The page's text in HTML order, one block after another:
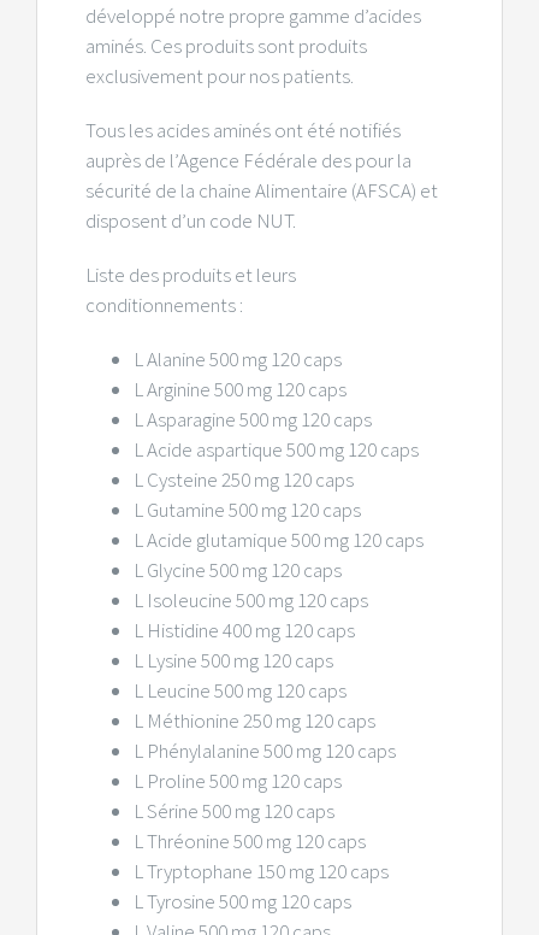
développé notre propre gamme d’acides
aminés. Ces produits sont produits
exclusivement pour nos patients.
Tous les acides aminés ont été notifiés
auprès de l’Agence Fédérale des pour la
sécurité de la chaine Alimentaire (AFSCA) et
disposent d’un code NUT.
Liste des produits et leurs
conditionnements :
L Alanine 500 mg 120 caps
L Arginine 500 mg 120 caps
L Asparagine 500 mg 120 caps
L Acide aspartique 500 mg 120 caps
L Cysteine 250 mg 120 caps
L Gutamine 500 mg 120 caps
L Acide glutamique 500 mg 120 caps
L Glycine 500 mg 120 caps
L Isoleucine 500 mg 120 caps
L Histidine 400 mg 120 caps
L Lysine 500 mg 120 caps
L Leucine 500 mg 120 caps
L Méthionine 250 mg 120 caps
L Phénylalanine 500 mg 120 caps
L Proline 500 mg 120 caps
L Sérine 500 mg 120 caps
L Thréonine 500 mg 120 caps
L Tryptophane 150 mg 120 caps
L Tyrosine 500 mg 120 caps